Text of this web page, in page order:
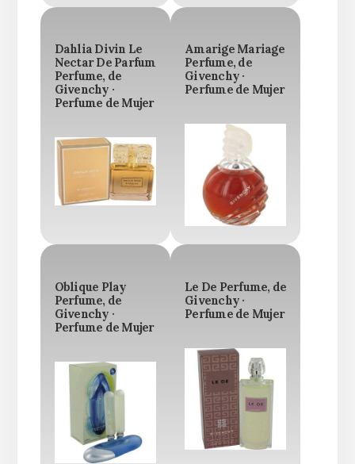
Dahlia Divin Le
Nectar De Parfum
Perfume, de
Givenchy ·
Perfume de Mujer
Amarige Mariage
Perfume, de
Givenchy ·
Perfume de Mujer
Oblique Play
Perfume, de
Givenchy ·
Perfume de Mujer
Le De Perfume, de
Givenchy ·
Perfume de Mujer